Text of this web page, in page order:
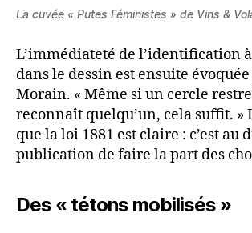
La cuvée « Putes Féministes » de Vins &
L’immédiateté de l’identification
dans le dessin est ensuite
Morain. « Même si un cercle
reconnaît quelqu’un, cela suffit. »
que la loi 1881 est claire : c’est au
publication de faire la part des
Des « tétons mobilisés »